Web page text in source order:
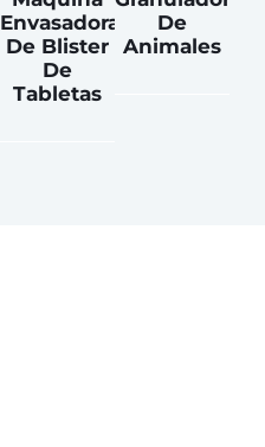
Envasadora
De Blister
De
Tabletas
De
Animales